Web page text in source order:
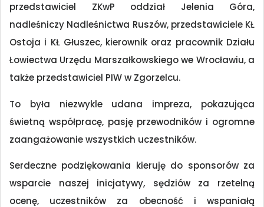
przedstawiciel ZKwP oddział Jelenia Góra,
nadleśniczy Nadleśnictwa Ruszów, przedstawiciele KŁ
Ostoja i KŁ Głuszec, kierownik oraz pracownik Działu
Łowiectwa Urzędu Marszałkowskiego we Wrocławiu, a
także przedstawiciel PIW w Zgorzelcu.
To była niezwykle udana impreza, pokazująca
świetną współpracę, pasję przewodników i ogromne
zaangażowanie wszystkich uczestników.
Serdeczne podziękowania kieruję do sponsorów za
wsparcie naszej inicjatywy, sędziów za rzetelną
ocenę, uczestników za obecność i wspaniałą